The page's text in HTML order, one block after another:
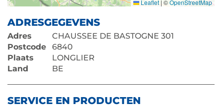
Leaflet | ©OpenStreetMap
ADRESGEGEVENS
Adres
CHAUSSEE DE BASTOGNE 301
Postcode
6840
Plaats
LONGLIER
Land
BE
SERVICE EN PRODUCTEN